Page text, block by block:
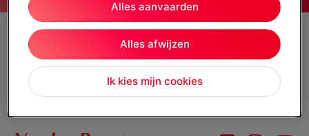
Maandag t/m zaterdag 9.00 - 18.00 uur
Contacteer onsIk kies mijn cookies
Alles afwijzen
Alles aanvaarden